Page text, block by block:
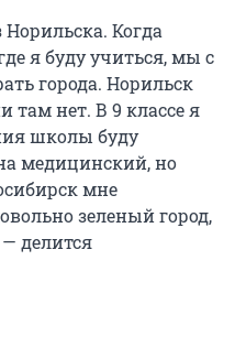
Норильска. Когда
я буду учиться, мы с
города. Норильск
там нет. В 9 классе я
школы буду
медицинский, но
мне
зеленый город,
делится